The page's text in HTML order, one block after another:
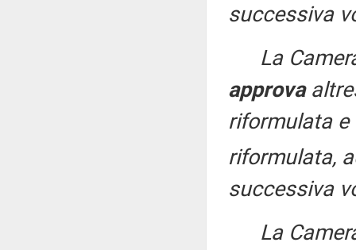
successiva
La
approva
riformulata
riformulata,
successiva
La